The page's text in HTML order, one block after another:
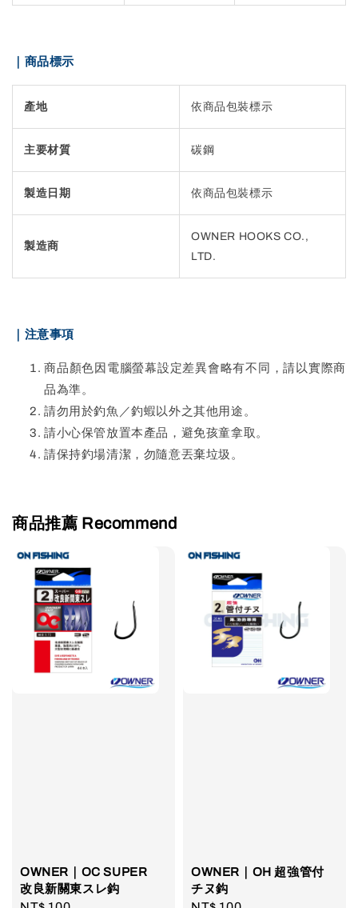
｜商品標示
產地 依商品包裝標示
主要材質 碳鋼
製造日期 依商品包裝標示
製造商
OWNER HOOKS CO.,
LTD.
｜注意事項
商品顏色因電腦螢幕設定差異會略有不同，請以實際商
品為準。
請勿用於釣魚／釣蝦以外之其他用途。
請小心保管放置本產品，避免孩童拿取。
請保持釣場清潔，勿隨意丟棄垃圾。
商品推薦 Recommend
OWNER｜OC SUPER
改良新關東スレ鈎
OWNER｜OH 超強管付
チヌ鈎